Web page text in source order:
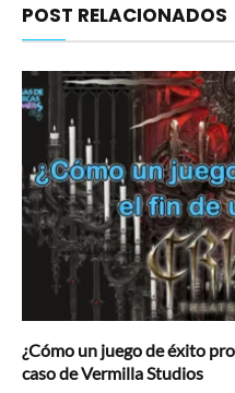
POST RELACIONADOS
¿Cómo un juego de éxito
caso de Vermilla Studios